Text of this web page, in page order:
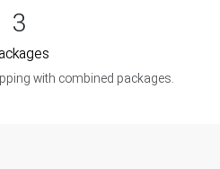
3
with combined packages.